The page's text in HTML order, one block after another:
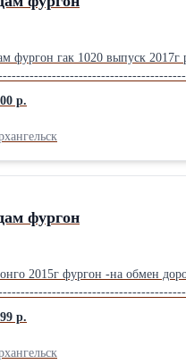
фургон гак 1020 выпуск
р.
фургон
2015г фургон -на
р.